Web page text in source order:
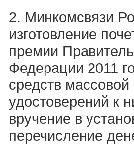
2. Минкомсвязи
изготовление
премии
Федерации 2011
средств
удостоверений к
вручение в
перечисление